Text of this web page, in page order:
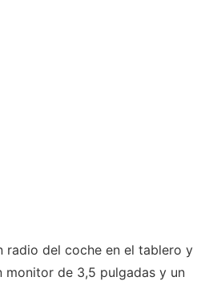
radio del coche en el tablero y
monitor de 3,5 pulgadas y un